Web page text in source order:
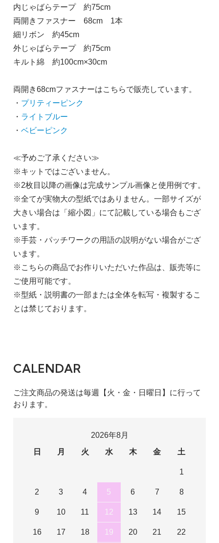
内じゃばらテープ 約75cm
両開きファスナー 68cm 1本
細リボン 約45cm
外じゃばらテープ 約75cm
キルト綿 約100cm×30cm
両開き68cmファスナーはこちらで販売しています。
・ プリティーピンク
・ ライトブルー
・ ベビーピンク
≪予めご了承ください≫
※キットではございません。
※2枚目以降の画像は完成サンプル画像と使用例です。
※全てが実物大の型紙ではありません。一部サイズが
大きい場合は「縮小図」にて記載している場合もござ
います。
※手芸・パッチワークの用語の説明がない場合がござ
います。
※こちらの商品でお作りいただいた作品は、販売等に
ご使用可能です。
※型紙・説明書の一部または全体を転写・複製するこ
とは禁じております。
CALENDAR
ご注文商品の発送は毎週【火・金・日曜日】に行って
おります。
2026年8月
日
月 火 水 木 金 土
1
2 3 4 5 6 7 8
9 10 11 12 13 14 15
16 17 18 19 20 21 22